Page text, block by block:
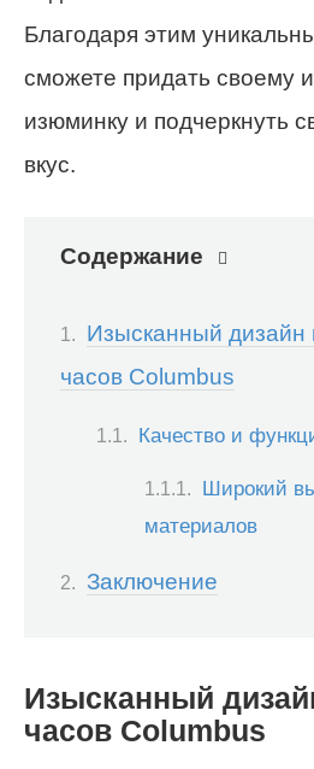
Благодаря этим
сможете придать своему
изюминку и подчеркнуть
вкус.
Содержание
Изысканный дизайн
часов Columbus
Качество и
Широкий
материалов
Заключение
Изысканный
часов Columbus